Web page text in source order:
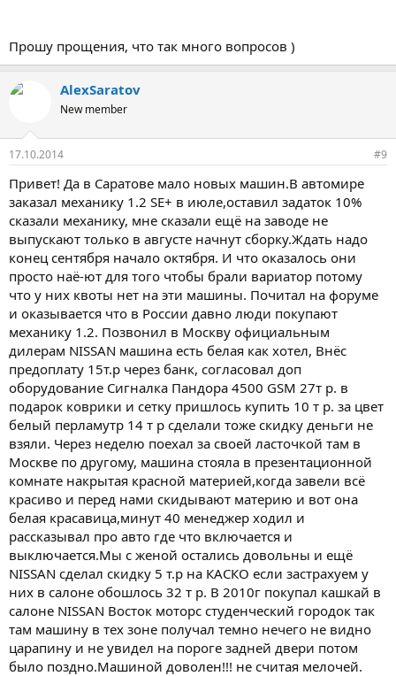
Прошу прощения, что так много вопросов )
AlexSaratov
New member
17.10.2014 #9
Привет! Да в Саратове мало новых машин.В автомире
заказал механику 1.2 SE+ в июле,оставил задаток 10%
сказали механику, мне сказали ещё на заводе не
выпускают только в августе начнут сборку.Ждать надо
конец сентября начало октября. И что оказалось они
просто наё-ют для того чтобы брали вариатор потому
что у них квоты нет на эти машины. Почитал на форуме
и оказывается что в России давно люди покупают
механику 1.2. Позвонил в Москву официальным
дилерам NISSAN машина есть белая как хотел, Внёс
предоплату 15т.р через банк, согласовал доп
оборудование Сигналка Пандора 4500 GSM 27т р. в
подарок коврики и сетку пришлось купить 10 т р. за цвет
белый перламутр 14 т р сделали тоже скидку деньги не
взяли. Через неделю поехал за своей ласточкой там в
Москве по другому, машина стояла в презентационной
комнате накрытая красной материей,когда завели всё
красиво и перед нами скидывают материю и вот она
белая красавица,минут 40 менеджер ходил и
рассказывал про авто где что включается и
выключается.Мы с женой остались довольны и ещё
NISSAN сделал скидку 5 т.р на КАСКО если застрахуем у
них в салоне обошлось 32 т р. В 2010г покупал кашкай в
салоне NISSAN Восток моторс студенческий городок так
там машину в тех зоне получал темно нечего не видно
царапину и не увидел на пороге задней двери потом
было поздно.Машиной доволен!!! не считая мелочей.